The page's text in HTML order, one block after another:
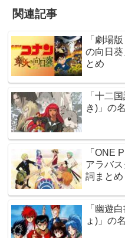
関連記事
「劇場
の向日葵
とめ
「十二
き)」の
「ONE
アラバ
詞まとめ
「幽遊
ょ)」の